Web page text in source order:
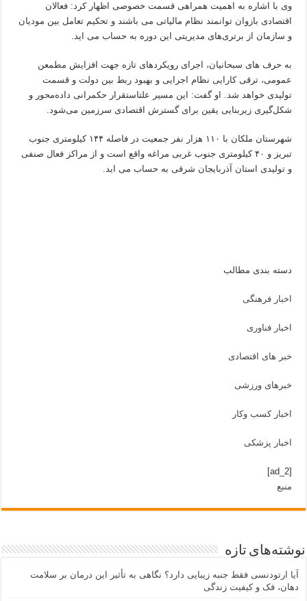
وی با اشاره به اهمیت همراهی قسمت خصوصی اظهار کرد: فعالان
اقتصادی بازوان توانمند نظام مالیاتی می باشند و تحکیم تعامل بین مودیان
و سازمان از برتری‌های مدیریتی این دوره به حساب می اید.
به حرف های سبحانیان، اجرای رویکردهای تازه جهت افزایش مطمعن
عمومی، ترقی کارایی نظام اجرایی و بهبود ربط بین دولت و قسمت
تولیدی خواهد شد. او گفت: این مسیر علتاستقرار حکمرانی داده‌محور و
شکل‌گیری زیربنایی یقین برای گسترش اقتصادی سرزمین می‌شود.
شهرستان ملکان با ۱۱۰ هزار نفر جمعیت در فاصله ۱۴۴ کیلومتری جنوب
تبریز و ۴۰ کیلومتری جنوب غربی مراغه واقع است و از مراکز فعال صنفی
و تولیدی استان آذربایجان شرقی به حساب می اید.
دسته بندی مطالب
اخبار فرهنگی
اخبار فناوری
خبر های اقتصادی
خبرهای ورزشی
اخبار کسب وکار
اخبار پزشکی
[ad_2]
منبع
نوشته‌های تازه
آیا ارتودنسی فقط جنبه زیبایی دارد؟ نگاهی به تأثیر این درمان بر سلامت
دهان، فک و کیفیت زندگی